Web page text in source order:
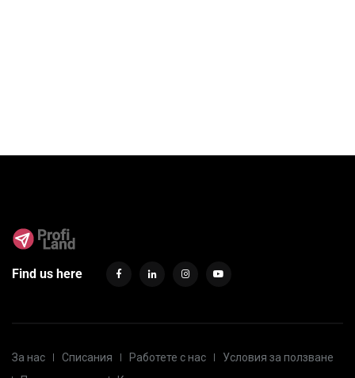
Find us here
За нас Списания Работете с нас
Условия за ползване